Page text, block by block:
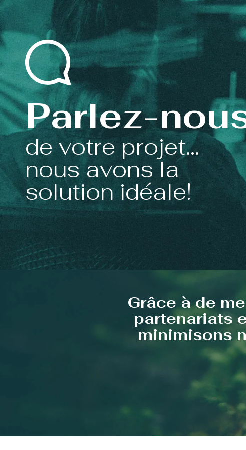
Parlez-
de votre projet...
nous avons la
solution idéale!
Grâce à de
partenariats
minimisons